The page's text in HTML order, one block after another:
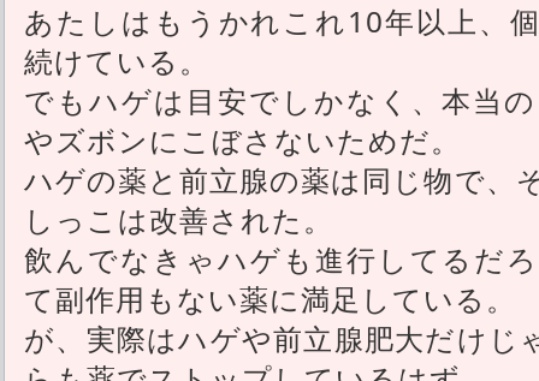
あたしはもうかれこれ10年以上、
続けている。
でもハゲは目安でしかなく、本当
やズボンにこぼさないためだ。
ハゲの薬と前立腺の薬は同じ物で、
しっこは改善された。
飲んでなきゃハゲも進行してるだ
て副作用もない薬に満足している。
が、実際はハゲや前立腺肥大だけじ